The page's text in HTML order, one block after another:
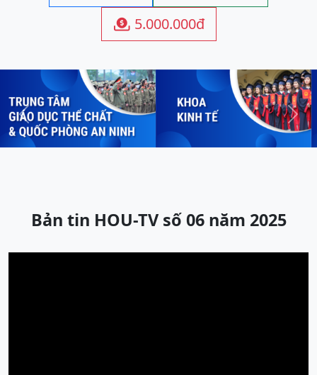
 5.000.000đ
Previous Next
Bản tin HOU-TV số 06 năm 2025